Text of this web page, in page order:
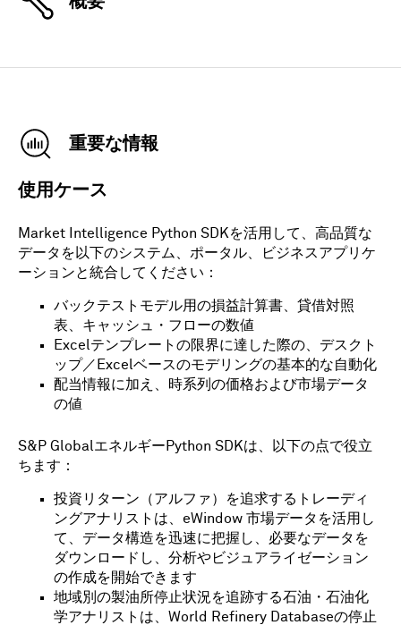
重要な情報
使用ケース
Market Intelligence Python SDKを活用して、高品質な
データを以下のシステム、ポータル、ビジネスアプリケ
ーションと統合してください：
バックテストモデル用の損益計算書、貸借対照
表、キャッシュ・フローの数値
Excelテンプレートの限界に達した際の、デスクト
ップ／Excelベースのモデリングの基本的な自動化
配当情報に加え、時系列の価格および市場データ
の値
S&P GlobalエネルギーPython SDKは、以下の点で役立
ちます：
投資リターン（アルファ）を追求するトレーディ
ングアナリストは、eWindow 市場データを活用し
て、データ構造を迅速に把握し、必要なデータを
ダウンロードし、分析やビジュアライゼーション
の作成を開始できます
地域別の製油所停止状況を追跡する石油・石油化
学アナリストは、World Refinery Databaseの停止